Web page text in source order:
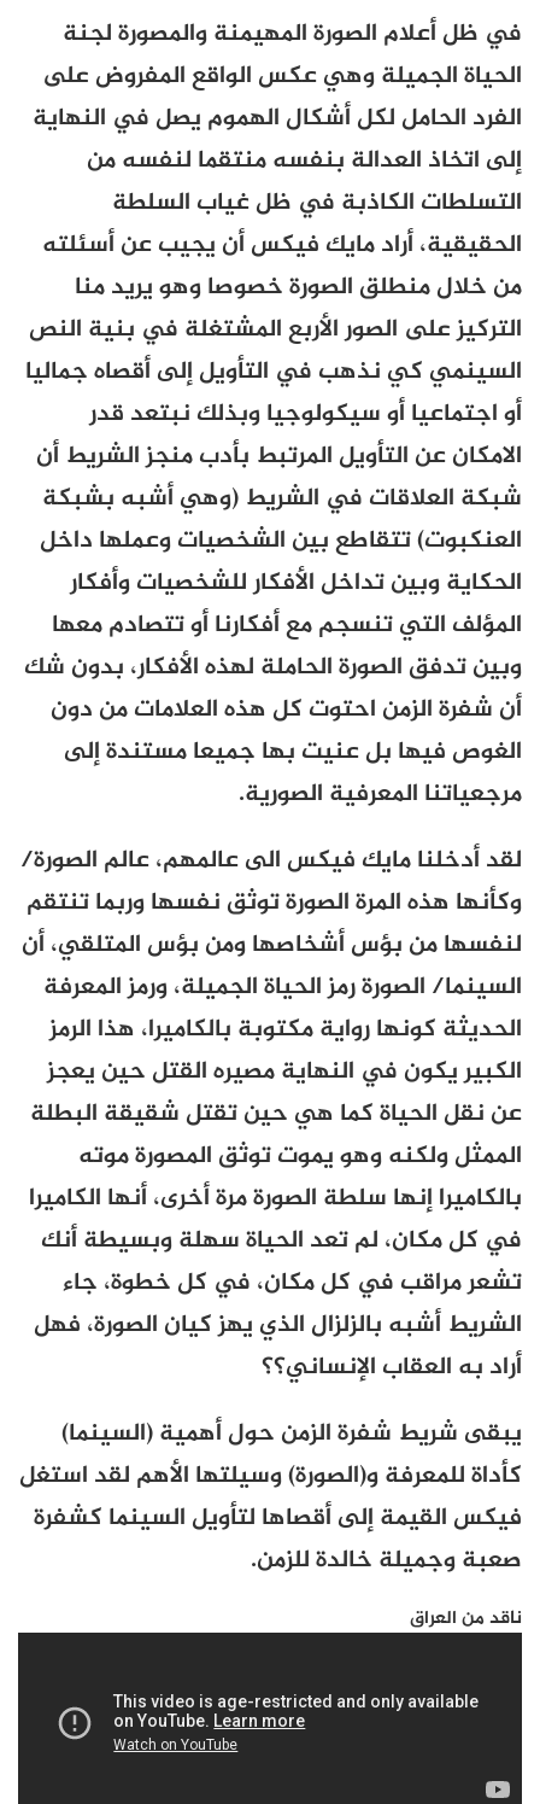
في ظل أعلام الصورة المهيمنة والمصورة لجنة
الحياة الجميلة وهي عكس الواقع المفروض على
الفرد الحامل لكل أشكال الهموم يصل في النهاية
إلى اتخاذ العدالة بنفسه منتقما لنفسه من
التسلطات الكاذبة في ظل غياب السلطة
الحقيقية، أراد مايك فيكس أن يجيب عن أسئلته
من خلال منطلق الصورة خصوصا وهو يريد منا
التركيز على الصور الأربع المشتغلة في بنية النص
السينمي كي نذهب في التأويل إلى أقصاه جماليا
أو اجتماعيا أو سيكولوجيا وبذلك نبتعد قدر
الامكان عن التأويل المرتبط بأدب منجز الشريط أن
شبكة العلاقات في الشريط (وهي أشبه بشبكة
العنكبوت) تتقاطع بين الشخصيات وعملها داخل
الحكاية وبين تداخل الأفكار للشخصيات وأفكار
المؤلف التي تنسجم مع أفكارنا أو تتصادم معها
وبين تدفق الصورة الحاملة لهذه الأفكار، بدون شك
أن شفرة الزمن احتوت كل هذه العلامات من دون
الغوص فيها بل عنيت بها جميعا مستندة إلى
مرجعياتنا المعرفية الصورية.
لقد أدخلنا مايك فيكس الى عالمهم، عالم الصورة/
وكأنها هذه المرة الصورة توثق نفسها وربما تنتقم
لنفسها من بؤس أشخاصها ومن بؤس المتلقي، أن
السينما/ الصورة رمز الحياة الجميلة، ورمز المعرفة
الحديثة كونها رواية مكتوبة بالكاميرا، هذا الرمز
الكبير يكون في النهاية مصيره القتل حين يعجز
عن نقل الحياة كما هي حين تقتل شقيقة البطلة
الممثل ولكنه وهو يموت توثق المصورة موته
بالكاميرا إنها سلطة الصورة مرة أخرى، أنها الكاميرا
في كل مكان، لم تعد الحياة سهلة وبسيطة أنك
تشعر مراقب في كل مكان، في كل خطوة، جاء
الشريط أشبه بالزلزال الذي يهز كيان الصورة، فهل
أراد به العقاب الإنساني؟؟
يبقى شريط شفرة الزمن حول أهمية (السينما)
كأداة للمعرفة و(الصورة) وسيلتها الأهم لقد استغل
فيكس القيمة إلى أقصاها لتأويل السينما كشفرة
صعبة وجميلة خالدة للزمن.
ناقد من العراق